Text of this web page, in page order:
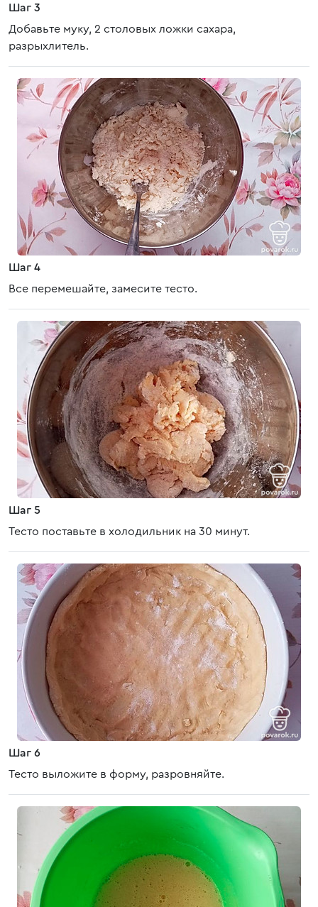
Шаг 3
Добавьте муку, 2 столовых ложки сахара,
разрыхлитель.
Шаг 4
Все перемешайте, замесите тесто.
Шаг 5
Тесто поставьте в холодильник на 30 минут.
Шаг 6
Тесто выложите в форму, разровняйте.